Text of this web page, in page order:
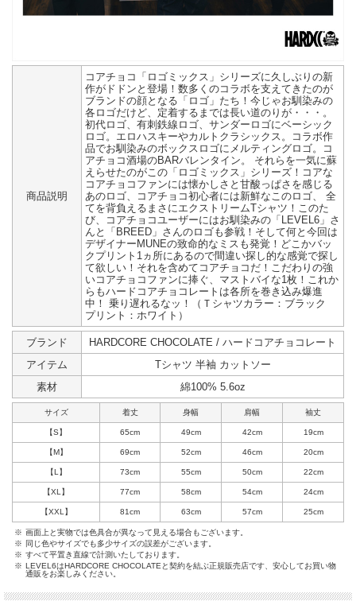
商品説明
コアチョコ「ロゴミックス」シリーズに久しぶりの新
作がドドンと登場！数多くのコラボを支えてきたのが
ブランドの顔となる「ロゴ」たち！今じゃお馴染みの
各ロゴだけど、定着するまでは長い道のりが・・・。
初代ロゴ、有刺鉄線ロゴ、サンダーロゴにベーシック
ロゴ。エロハスキーやカルトクラシックス。コラボ作
品でお馴染みのボックスロゴにメルティングロゴ。コ
アチョコ酒場のBARバレンタイン。 それらを一気に蘇
えらせたのがこの「ロゴミックス」シリーズ！コアな
コアチョコファンには懐かしさと甘酸っぱさを感じる
あのロゴ、コアチョコ初心者には新鮮なこのロゴ、 全
てを背負えるまさにエクストリームTシャツ！このた
び、コアチョコユーザーにはお馴染みの「LEVEL6」さ
んと「BREED」さんのロゴも参戦！そして何と今回は
デザイナーMUNEの致命的なミスも発覚！どこかバッ
クプリント1ヵ所にあるので間違い探し的な感覚で探し
て欲しい！それを含めてコアチョコだ！こだわりの強
いコアチョコファンに捧ぐ、マストバイな1枚！これか
らもハードコアチョコレートは各所を巻き込み爆進
中！ 乗り遅れるなッ！（Ｔシャツカラー：ブラック
プリント：ホワイト）
ブランド
HARDCORE CHOCOLATE / ハードコアチョコレート
アイテム
Tシャツ 半袖 カットソー
素材
綿100% 5.6oz
サイズ 着丈 身幅 肩幅 袖丈
【S】 65cm 49cm 42cm 19cm
【M】 69cm 52cm 46cm 20cm
【L】 73cm 55cm 50cm 22cm
【XL】 77cm 58cm 54cm 24cm
【XXL】 81cm 63cm 57cm 25cm
※ 画面上と実物では色具合が異なって見える場合もございます。
※
同じ色やサイズでも多少サイズの誤差がございます。
※ すべて平置き直線で計測いたしております。
※ LEVEL6はHARDCORE CHOCOLATEと契約を結ぶ正規販売店です、安心してお買い物
通販をお楽しみください。